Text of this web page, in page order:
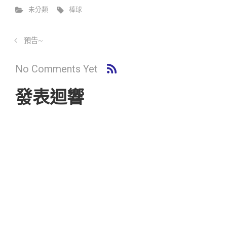
未分類 棒球
預告~
No Comments Yet
發表迴響